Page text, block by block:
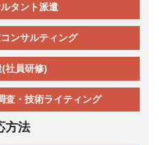
タント派遣
ンサルティング
社員研修)
査・技術ライティング
方法